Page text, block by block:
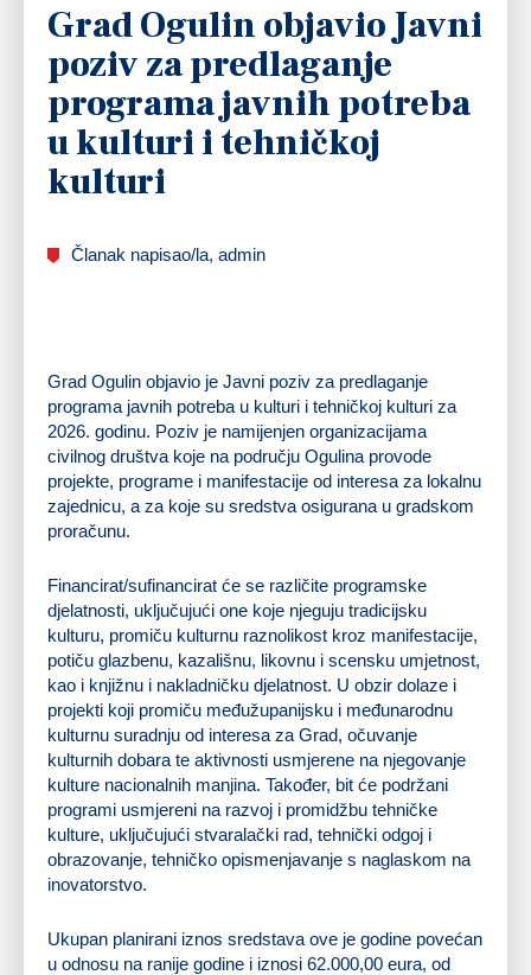
Grad Ogulin objavio Javni
poziv za predlaganje
programa javnih potreba
u kulturi i tehničkoj
kulturi
Članak napisao/la, admin
Grad Ogulin objavio je Javni poziv za predlaganje
programa javnih potreba u kulturi i tehničkoj kulturi za
2026. godinu. Poziv je namijenjen organizacijama
civilnog društva koje na području Ogulina provode
projekte, programe i manifestacije od interesa za lokalnu
zajednicu, a za koje su sredstva osigurana u gradskom
proračunu.
Financirat/sufinancirat će se različite programske
djelatnosti, uključujući one koje njeguju tradicijsku
kulturu, promiču kulturnu raznolikost kroz manifestacije,
potiču glazbenu, kazališnu, likovnu i scensku umjetnost,
kao i knjižnu i nakladničku djelatnost. U obzir dolaze i
projekti koji promiču međužupanijsku i međunarodnu
kulturnu suradnju od interesa za Grad, očuvanje
kulturnih dobara te aktivnosti usmjerene na njegovanje
kulture nacionalnih manjina. Također, bit će podržani
programi usmjereni na razvoj i promidžbu tehničke
kulture, uključujući stvaralački rad, tehnički odgoj i
obrazovanje, tehničko opismenjavanje s naglaskom na
inovatorstvo.
Ukupan planirani iznos sredstava ove je godine povećan
u odnosu na ranije godine i iznosi 62.000,00 eura, od